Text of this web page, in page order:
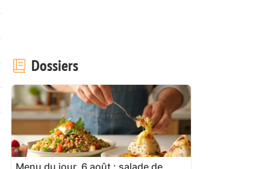
Dossiers
Menu du jour, 6 août : salade de